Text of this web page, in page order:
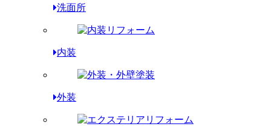
洗面所
内装
外装